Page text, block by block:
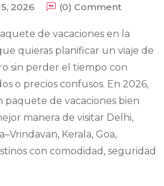
2026 (0) Comment
de vacaciones en la
quieras planificar un viaje de
sin perder el tiempo con
o precios confusos. En 2026,
paquete de vacaciones bien
manera de visitar Delhi,
Kerala, Goa,
con comodidad, seguridad